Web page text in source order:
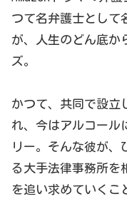
つて名弁護士として
が、人生のどん底か
ズ。
かつて、 共同で設立
れ、今はアルコール
リー。そんな彼が、
る大手法律事務所を
を追い求めていくこ